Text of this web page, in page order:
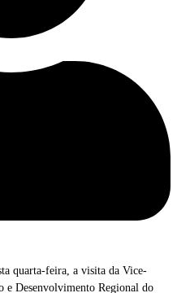
quarta-feira, a visita da Vice-
e Desenvolvimento Regional do